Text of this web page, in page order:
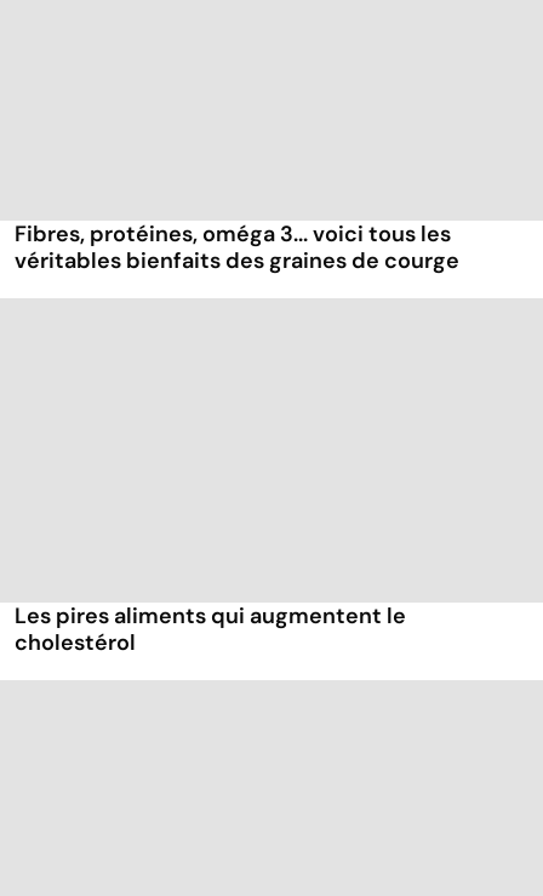
Fibres, protéines, oméga 3... voici tous les
véritables bienfaits des graines de courge
Les pires aliments qui augmentent le
cholestérol